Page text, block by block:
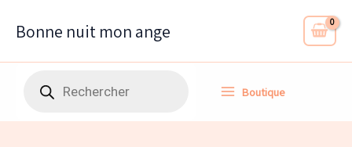
Bonne nuit mon ange
Boutique